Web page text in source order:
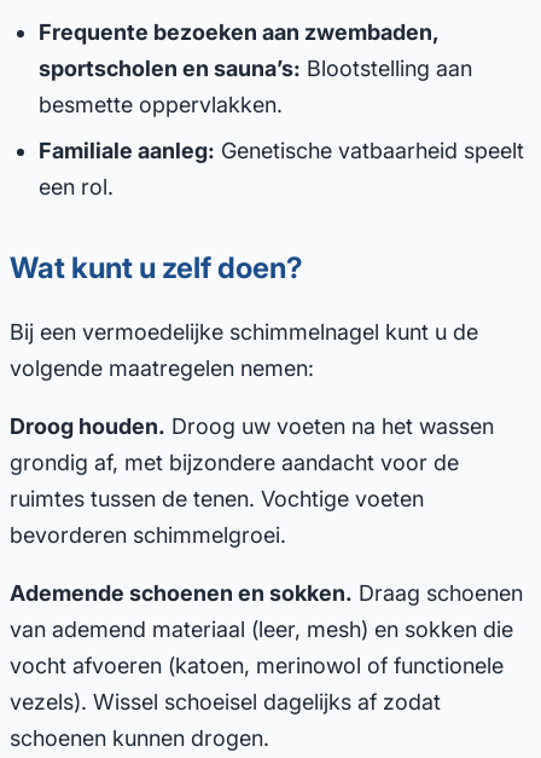
Frequente bezoeken aan zwembaden,
sportscholen en sauna’s: Blootstelling aan
besmette oppervlakken.
Familiale aanleg: Genetische vatbaarheid speelt
een rol.
Wat kunt u zelf doen?
Bij een vermoedelijke schimmelnagel kunt u de
volgende maatregelen nemen:
Droog houden. Droog uw voeten na het wassen
grondig af, met bijzondere aandacht voor de
ruimtes tussen de tenen. Vochtige voeten
bevorderen schimmelgroei.
Ademende schoenen en sokken. Draag schoenen
van ademend materiaal (leer, mesh) en sokken die
vocht afvoeren (katoen, merinowol of functionele
vezels). Wissel schoeisel dagelijks af zodat
schoenen kunnen drogen.